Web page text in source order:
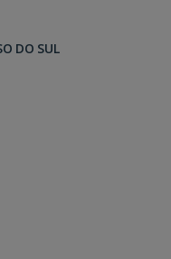
DO SUL